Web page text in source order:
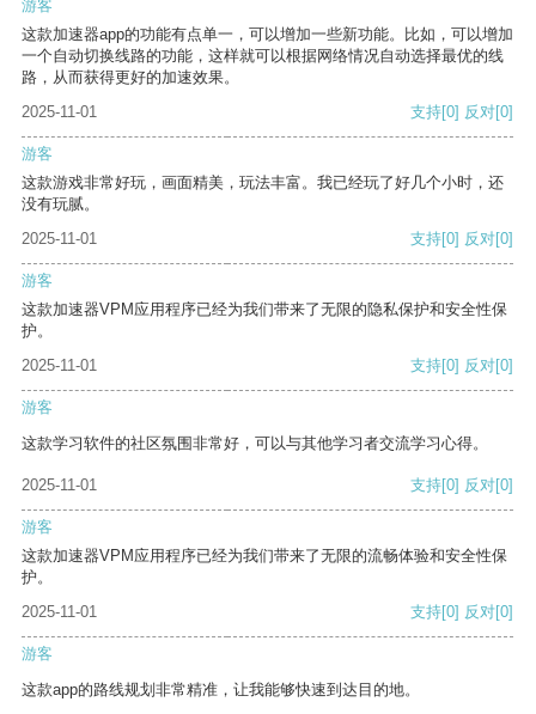
游客
这款加速器app的功能有点单一，可以增加一些新功能。比如，可以增加
一个自动切换线路的功能，这样就可以根据网络情况自动选择最优的线
路，从而获得更好的加速效果。
2025-11-01
支持[0] 反对[0]
游客
这款游戏非常好玩，画面精美，玩法丰富。我已经玩了好几个小时，还
没有玩腻。
2025-11-01
支持[0] 反对[0]
游客
这款加速器VPM应用程序已经为我们带来了无限的隐私保护和安全性保
护。
2025-11-01
支持[0] 反对[0]
游客
这款学习软件的社区氛围非常好，可以与其他学习者交流学习心得。
2025-11-01 支持[0] 反对[0]
游客
这款加速器VPM应用程序已经为我们带来了无限的流畅体验和安全性保
护。
2025-11-01
支持[0] 反对[0]
游客
这款app的路线规划非常精准，让我能够快速到达目的地。